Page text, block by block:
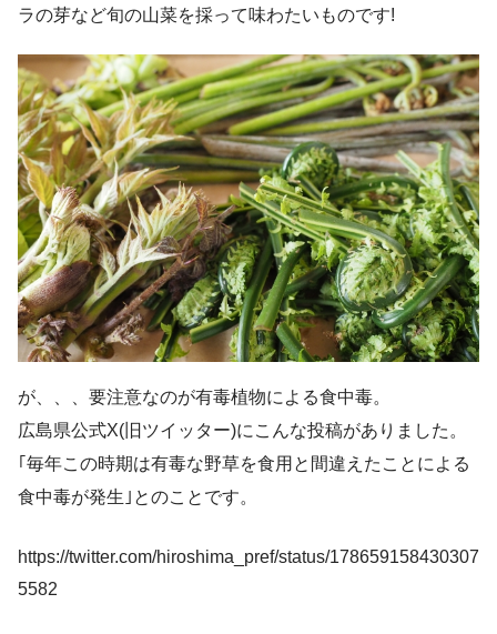
ラの芽など旬の山菜を採って味わたいものです!
が、、、要注意なのが有毒植物による食中毒。
広島県公式X(旧ツイッター)にこんな投稿がありました。
｢毎年この時期は有毒な野草を食用と間違えたことによる
食中毒が発生｣とのことです。
https://twitter.com/hiroshima_pref/status/178659158430307
5582